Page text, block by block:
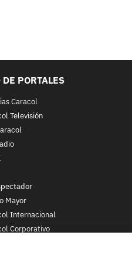
DE PORTALES
Caracol
Televisión
Mayor
Internacional
Corporativo